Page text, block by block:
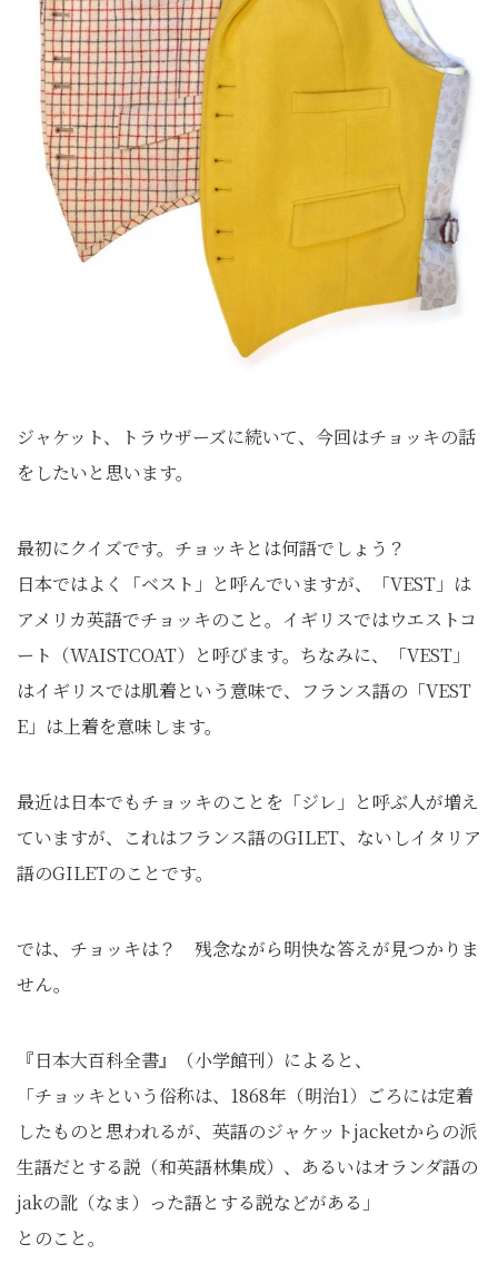
ジャケット、トラウザーズに続いて、今回はチョッキの話
をしたいと思います。
最初にクイズです。チョッキとは何語でしょう？
日本ではよく「ベスト」と呼んでいますが、「VEST」は
アメリカ英語でチョッキのこと。イギリスではウエストコ
ート（WAISTCOAT）と呼びます。ちなみに、「VEST」
はイギリスでは肌着という意味で、フランス語の「VEST
E」は上着を意味します。
最近は日本でもチョッキのことを「ジレ」と呼ぶ人が増え
ていますが、これはフランス語のGILET、ないしイタリア
語のGILETのことです。
では、チョッキは？ 残念ながら明快な答えが見つかりま
せん。
『日本大百科全書』（小学館刊）によると、
「チョッキという俗称は、1868年（明治1）ごろには定着
したものと思われるが、英語のジャケットjacketからの派
生語だとする説（和英語林集成）、あるいはオランダ語の
jakの訛（なま）った語とする説などがある」
とのこと。